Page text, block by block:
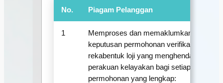
No. Piagam Pelanggan
1
Memproses dan memaklumkan
keputusan permohonan verifikasi
rekabentuk loji yang menghendaki
perakuan kelayakan bagi setiap
permohonan yang lengkap: